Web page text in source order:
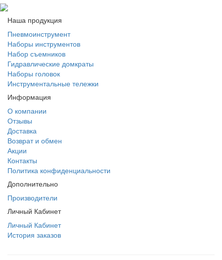
Наша продукция
Пневмоинструмент
Наборы инструментов
Набор съемников
Гидравлические домкраты
Наборы головок
Инструментальные тележки
Информация
О компании
Отзывы
Доставка
Возврат и обмен
Акции
Контакты
Политика конфиденциальности
Дополнительно
Производители
Личный Кабинет
Личный Кабинет
История заказов